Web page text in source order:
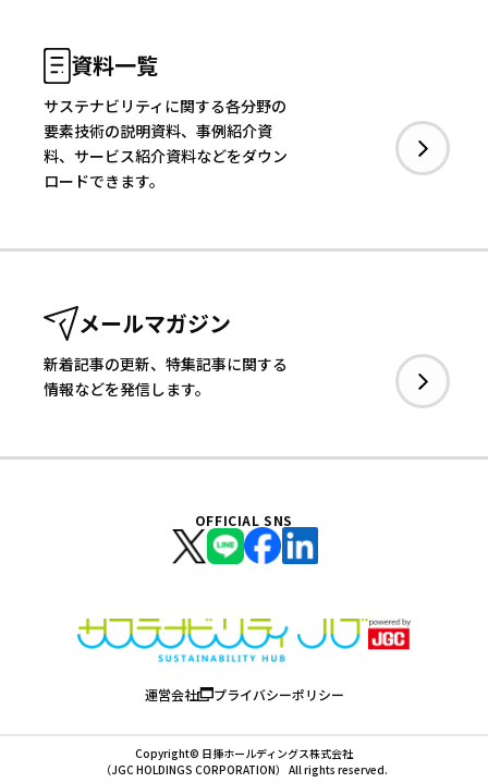
資料一覧
サステナビリティに関する各分野の
要素技術の説明資料、事例紹介資
料、サービス紹介資料などをダウン
ロードできます。
メールマガジン
新着記事の更新、特集記事に関する
情報などを発信します。
OFFICIAL SNS
Copyright© 日揮ホールディングス株式会社
（JGC HOLDINGS CORPORATION） All rights reserved.
運営会社 プライバシーポリシー